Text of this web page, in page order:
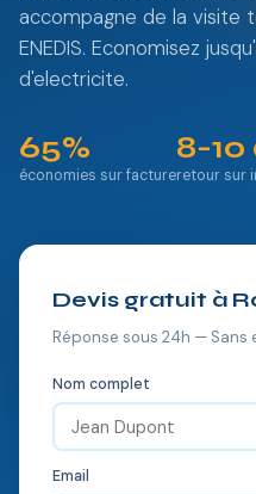
accompagne de la visite
ENEDIS. Economisez
d'electricite.
65%
économies sur facture
8-10
retour sur
Devis gratuit à
Réponse sous 24h — Sans
Nom complet
Email